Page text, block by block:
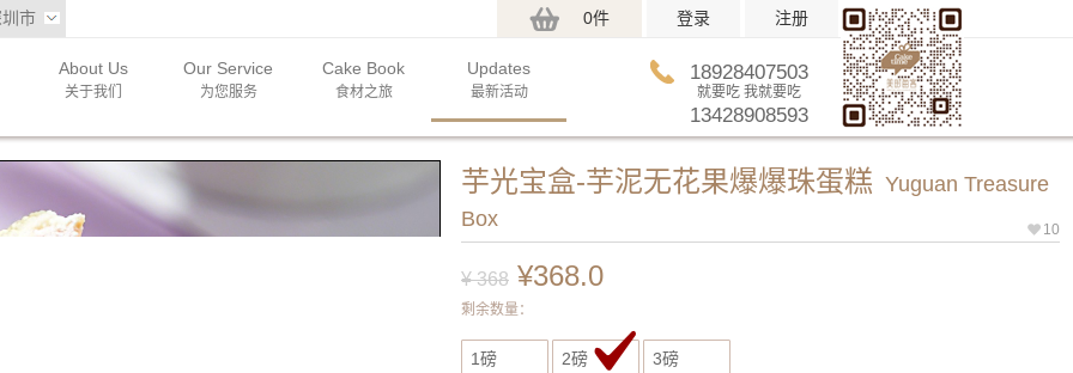
市 0件 登录 注册
About Us
关于我们
Our Service
为您服务
Cake Book
食材之旅
Updates
最新活动
18928407503
就要吃 我就要吃
13428908593
芋光宝盒-芋泥无花果爆爆珠蛋糕 Yuguan Treasure
Box
10
¥368 ¥368.0
剩余数量：
1磅 2磅 3磅